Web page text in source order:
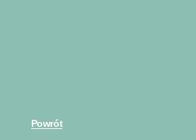
Powrót